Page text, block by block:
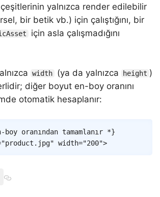
çeşitlerinin yalnızca render edilebilir
bir betik vb.) için çalıştığını, bir
için asla çalışmadığını
width (ya da yalnızca height )
diğer boyut en-boy oranını
otomatik hesaplanır:
oranından tamamlanır *}
"product . jpg" width="200">